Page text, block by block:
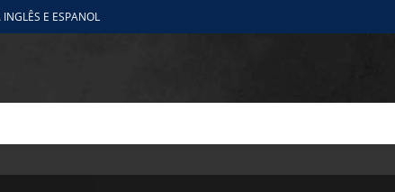
E ESPANOL